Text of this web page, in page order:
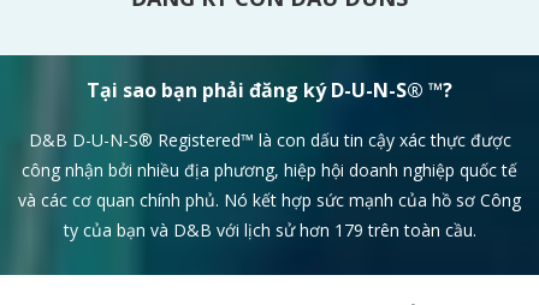
Tại sao bạn phải đăng ký D-U-N-S® ™?
D&B D-U-N-S® Registered™ là con dấu tin cậy xác thực được
công nhận bởi nhiều địa phương, hiệp hội doanh nghiệp quốc tế
và các cơ quan chính phủ. Nó kết hợp sức mạnh của hồ sơ Công
ty của bạn và D&B với lịch sử hơn 179 trên toàn cầu.